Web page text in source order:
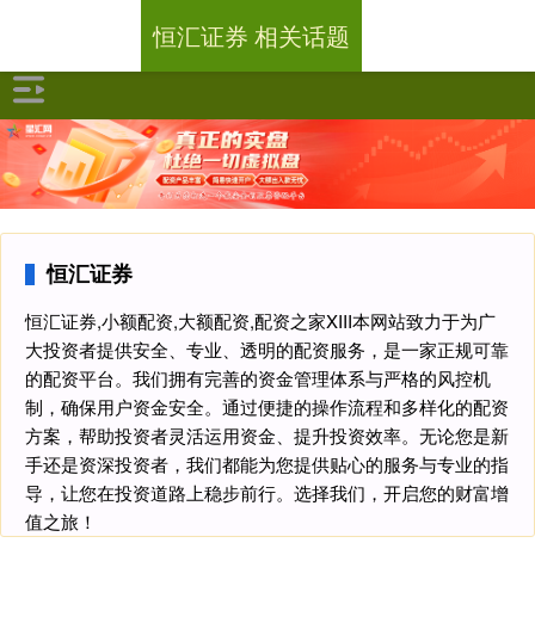
恒汇证券
恒汇证券,小额配资,大额配资,配资之家XIII‌本网站致力于为广
大投资者提供安全、专业、透明的配资服务，是一家正规可靠
的配资平台。我们拥有完善的资金管理体系与严格的风控机
制，确保用户资金安全。通过便捷的操作流程和多样化的配资
方案，帮助投资者灵活运用资金、提升投资效率。无论您是新
手还是资深投资者，我们都能为您提供贴心的服务与专业的指
导，让您在投资道路上稳步前行。选择我们，开启您的财富增
值之旅！
恒汇证券 相关话题